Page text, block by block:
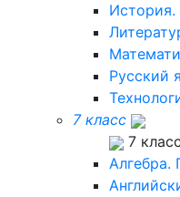
История.
Русский
7 класс
7 класс
Алгебра.